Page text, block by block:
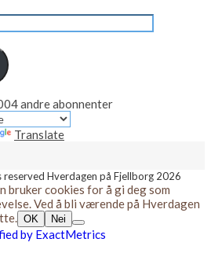
andre abonnenter
Translate
Hverdagen på Fjellborg 2026
bruker cookies for å gi deg som
Ved å bli værende på Hverdagen
OK Nei